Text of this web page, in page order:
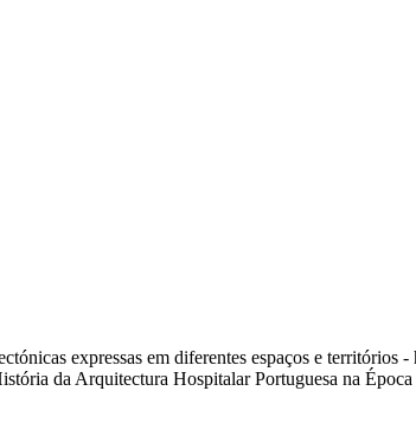
expressas em diferentes espaços e territórios
da Arquitectura Hospitalar Portuguesa na